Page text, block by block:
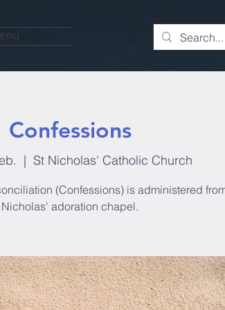
Confessions
  |
St Nicholas' Catholic Church
(Confessions) is administered
Nicholas' adoration chapel.